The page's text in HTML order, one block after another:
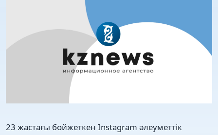
23 жастағы бойжеткен Instagram әлеуметтік